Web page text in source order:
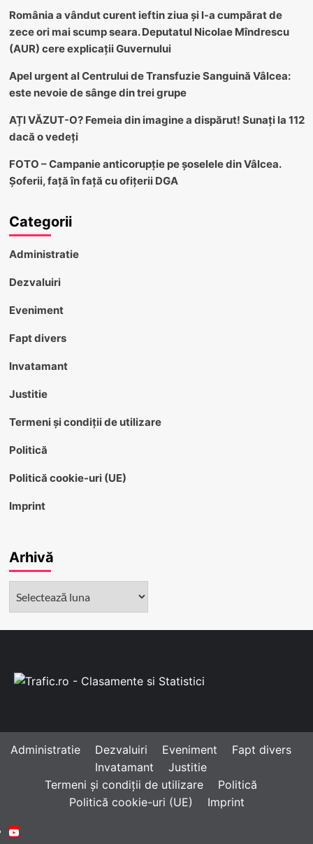
România a vândut curent ieftin ziua și l-a cumpărat de
zece ori mai scump seara. Deputatul Nicolae Mîndrescu
(AUR) cere explicații Guvernului
Apel urgent al Centrului de Transfuzie Sanguină Vâlcea:
este nevoie de sânge din trei grupe
AȚI VĂZUT-O? Femeia din imagine a dispărut! Sunați la 112
dacă o vedeți
FOTO – Campanie anticorupție pe șoselele din Vâlcea.
Șoferii, față în față cu ofițerii DGA
Categorii
Administratie
Dezvaluiri
Eveniment
Fapt divers
Invatamant
Justitie
Termeni și condiții de utilizare
Politică
Politică cookie-uri (UE)
Imprint
Arhivă
Administratie Dezvaluiri Eveniment
Fapt divers
Invatamant
Justitie
Termeni și condiții de utilizare
Politică
Politică cookie-uri (UE)
Imprint
Youtube